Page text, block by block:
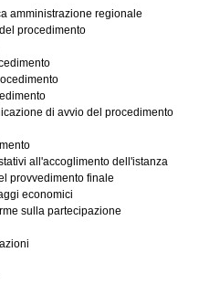
amministrazione regionale
procedimento
di avvio del procedimento
all'accoglimento dell'istanza
provvedimento finale
economici
sulla partecipazione